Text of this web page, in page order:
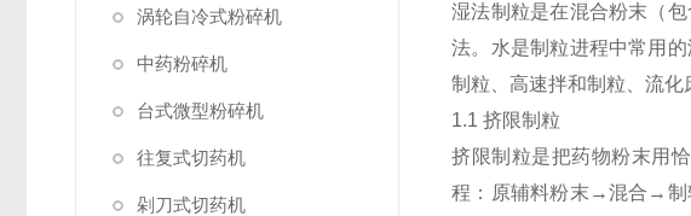
涡轮自冷式粉碎机
中药粉碎机
台式微型粉碎机
往复式切药机
剁刀式切药机
湿法制粒是在混合粉末（
法。水是制粒进程中常用
制粒、高速拌和制粒、流化
1.1 挤限制粒
挤限制粒是把药物粉末用
程：原辅料粉末→混合→制